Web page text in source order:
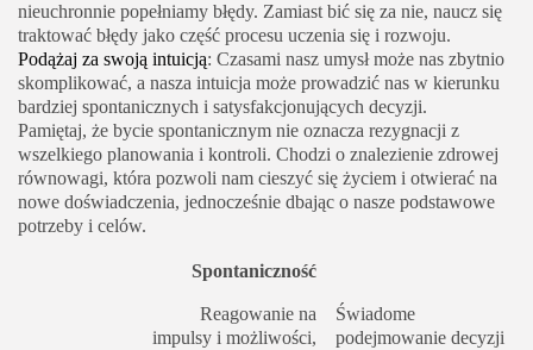
nieuchronnie popełniamy błędy. Zamiast bić się za nie, naucz się
traktować błędy jako część procesu uczenia się i rozwoju.
Podążaj za swoją intuicją: Czasami nasz umysł może nas zbytnio
skomplikować, a nasza intuicja może prowadzić nas w kierunku
bardziej spontanicznych i satysfakcjonujących decyzji.
Pamiętaj, że bycie spontanicznym nie oznacza rezygnacji z
wszelkiego planowania i kontroli. Chodzi o znalezienie zdrowej
równowagi, która pozwoli nam cieszyć się życiem i otwierać na
nowe doświadczenia, jednocześnie dbając o nasze podstawowe
potrzeby i celów.
Spontaniczność
Reagowanie na
impulsy i możliwości,
Świadome
podejmowanie decyzji